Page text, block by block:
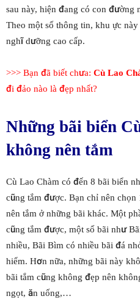
sau này, hiện đang có con đường
Theo một số thông tin, khu ực
nghĩ dưỡng cao cấp.
>>> Bạn đã biết chưa: Cù Lao
đi đảo nào là đẹp nhất?
Những bãi biển
không nên tắm
Cù Lao Chàm có đến 8 bãi biển
cũng tắm được. Bạn chỉ nên
nên tắm ở những bãi khác. Một
cũng tắm được, một số bãi như
nhiều, Bãi Bìm có nhiều bãi đá
hiểm. Hơn nữa, những bãi này
bãi tắm cũng không đẹp nên
ngọt, ăn uống,…